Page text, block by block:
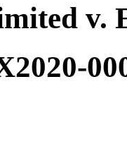
v.